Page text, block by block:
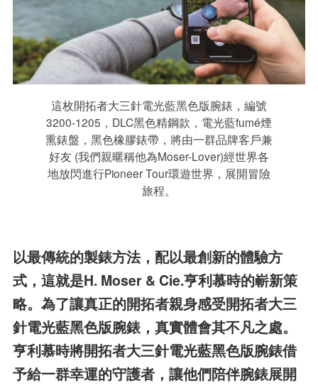
這枚開拓者大三針電光藍黑色版腕錶，編號
3200-1205，DLC黑色精鋼款，電光藍fumé煙
熏錶盤，黑色橡膠錶帶，將由一群品牌客戶兼
好友 (我們親暱稱他為Moser-Lover)經世界各
地放閃進行Pioneer Tour環遊世界，展開冒險
旅程。
以最傳統的製錶方法，配以最創新的體驗方
式，這就是H. Moser & Cie.亨利慕時的嶄新策
略。為了讓真正的開拓者親身感受開拓者大三
針電光藍黑色版腕錶，真實體會其不凡之處。
亨利慕時將開拓者大三針電光藍黑色版腕錶借
予給一群幸運的守護者，讓他們陪伴腕錶展開